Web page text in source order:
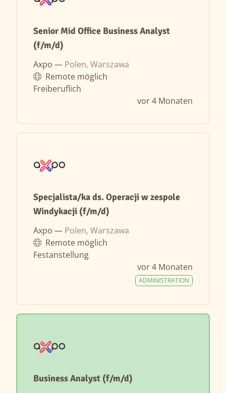
Senior Mid Office Business Analyst
(f/m/d)
Axpo — Polen, Warszawa
Remote möglich
Freiberuflich
vor 4 Monaten
Specjalista/ka ds. Operacji w zespole
Windykacji (f/m/d)
Axpo — Polen, Warszawa
Remote möglich
Festanstellung
vor 4 Monaten
ADMINISTRATION
Business Analyst (f/m/d)